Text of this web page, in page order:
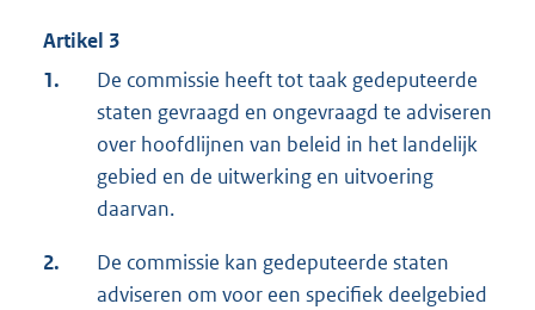
Artikel 3
1.
De commissie heeft tot taak gedeputeerde
staten gevraagd en ongevraagd te adviseren
over hoofdlijnen van beleid in het landelijk
gebied en de uitwerking en uitvoering
daarvan.
2.
De commissie kan gedeputeerde staten
adviseren om voor een specifiek deelgebied